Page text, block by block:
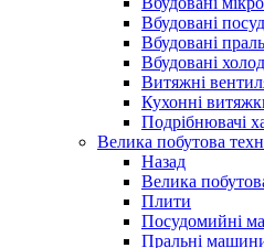
Вбудовані
Вбудовані
Вбудовані
Витяжні
Кухонні
Подрібнювачі
Велика побутова
Назад
Велика
Плити
Посудомийні
Пральні